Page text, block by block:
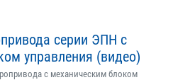
серии ЭПН с
управления (видео)
с механическим блоком